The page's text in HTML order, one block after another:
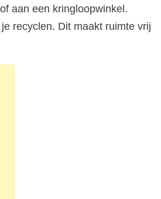
aan een kringloopwinkel.
recyclen. Dit maakt ruimte vrij